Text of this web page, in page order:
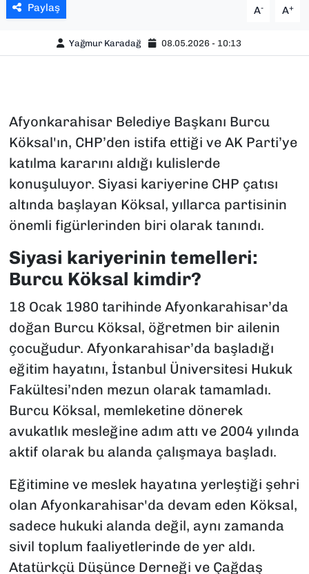
Paylaş A- A+
Yağmur Karadağ 08.05.2026 - 10:13
Afyonkarahisar Belediye Başkanı Burcu
Köksal'ın, CHP’den istifa ettiği ve AK Parti’ye
katılma kararını aldığı kulislerde
konuşuluyor. Siyasi kariyerine CHP çatısı
altında başlayan Köksal, yıllarca partisinin
önemli figürlerinden biri olarak tanındı.
Siyasi kariyerinin temelleri:
Burcu Köksal kimdir?
18 Ocak 1980 tarihinde Afyonkarahisar’da
doğan Burcu Köksal, öğretmen bir ailenin
çocuğudur. Afyonkarahisar’da başladığı
eğitim hayatını, İstanbul Üniversitesi Hukuk
Fakültesi’nden mezun olarak tamamladı.
Burcu Köksal, memleketine dönerek
avukatlık mesleğine adım attı ve 2004 yılında
aktif olarak bu alanda çalışmaya başladı.
Eğitimine ve meslek hayatına yerleştiği şehri
olan Afyonkarahisar'da devam eden Köksal,
sadece hukuki alanda değil, aynı zamanda
sivil toplum faaliyetlerinde de yer aldı.
Atatürkçü Düşünce Derneği ve Çağdaş